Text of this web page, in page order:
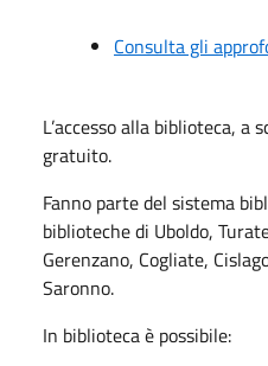
Consulta gli
L’accesso alla biblioteca, a
gratuito.
Fanno parte del sistema
biblioteche di Uboldo,
Gerenzano, Cogliate,
Saronno.
In biblioteca è possibile: